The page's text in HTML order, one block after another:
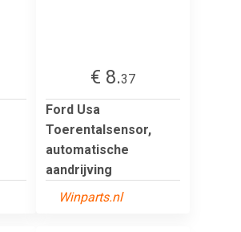
€ 8.37
Ford Usa
Toerentalsensor,
automatische
aandrijving
Winparts.nl